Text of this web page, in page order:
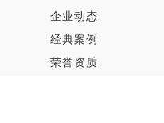
企业动态
经典案例
荣誉资质